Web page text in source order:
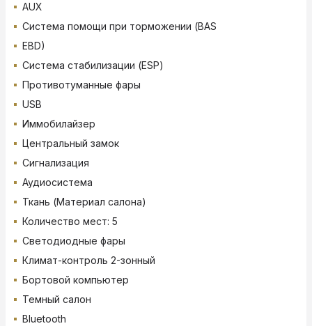
AUX
Система помощи при торможении (BAS
EBD)
Система стабилизации (ESP)
Противотуманные фары
USB
Иммобилайзер
Центральный замок
Сигнализация
Аудиосистема
Ткань (Материал салона)
Количество мест: 5
Светодиодные фары
Климат-контроль 2-зонный
Бортовой компьютер
Темный салон
Bluetooth